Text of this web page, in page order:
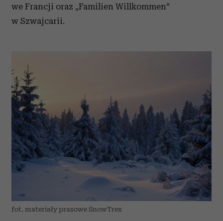
we Francji oraz „Familien Willkommen“
w Szwajcarii.
fot. materiały prasowe SnowTrex